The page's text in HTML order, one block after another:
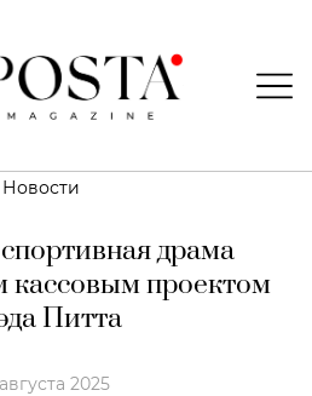
Новости
драма
кассовым проектом
Питта
2025